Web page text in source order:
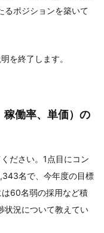
るポジションを築いて
を終了します。
稼働率、単価）の
ださい。1点目にコン
名で、今年度の目標
60名弱の採用など積
状況について教えてい